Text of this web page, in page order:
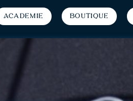
Académie Boutique